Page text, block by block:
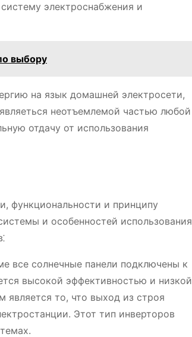
электроснабжения и
выбору
на язык домашней электросети,
неотъемлемой частью любой
отдачу от использования
функциональности и принципу
и особенностей использования
все солнечные панели подключены к
высокой эффективностью и низкой
то, что выход из строя
Этот тип инверторов